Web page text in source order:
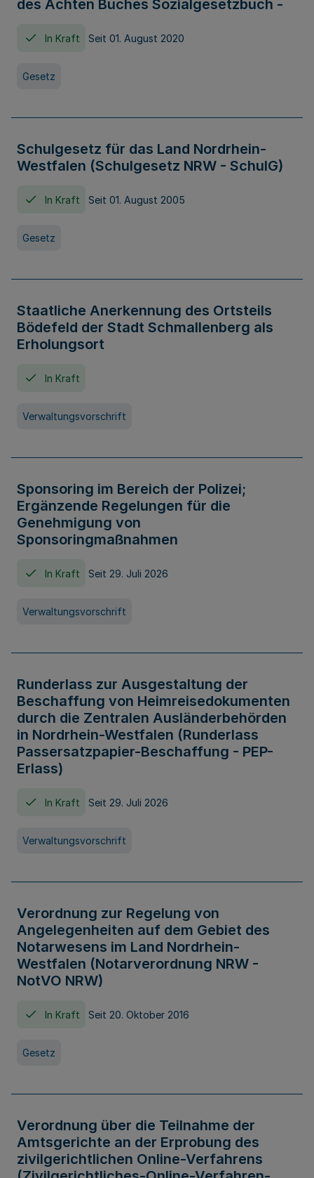
des Achten Buches Sozialgesetzbuch -
In Kraft Seit 01. August 2020
Gesetz
Schulgesetz für das Land Nordrhein-
Westfalen (Schulgesetz NRW - SchulG)
In Kraft Seit 01. August 2005
Gesetz
Staatliche Anerkennung des Ortsteils
Bödefeld der Stadt Schmallenberg als
Erholungsort
In Kraft
Verwaltungsvorschrift
Sponsoring im Bereich der Polizei;
Ergänzende Regelungen für die
Genehmigung von
Sponsoringmaßnahmen
In Kraft Seit 29. Juli 2026
Verwaltungsvorschrift
Runderlass zur Ausgestaltung der
Beschaffung von Heimreisedokumenten
durch die Zentralen Ausländerbehörden
in Nordrhein-Westfalen (Runderlass
Passersatzpapier-Beschaffung - PEP-
Erlass)
In Kraft Seit 29. Juli 2026
Verwaltungsvorschrift
Verordnung zur Regelung von
Angelegenheiten auf dem Gebiet des
Notarwesens im Land Nordrhein-
Westfalen (Notarverordnung NRW -
NotVO NRW)
In Kraft Seit 20. Oktober 2016
Gesetz
Verordnung über die Teilnahme der
Amtsgerichte an der Erprobung des
zivilgerichtlichen Online-Verfahrens